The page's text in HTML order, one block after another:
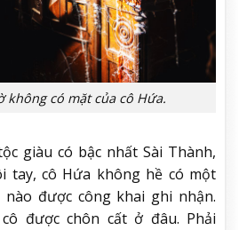
không có mặt của cô Hứa.
giàu có bậc nhất Sài Thành,
tay, cô Hứa không hề có một
được công khai ghi nhận.
được chôn cất ở đâu. Phải